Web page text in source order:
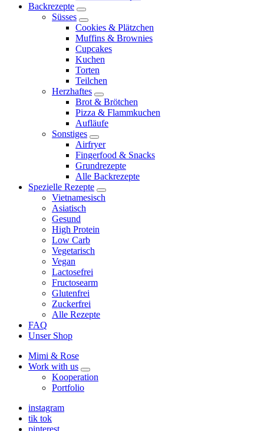
Backrezepte
expand
child
menu
Süsses
expand
child
menu
Cookies & Plätzchen
Muffins & Brownies
Cupcakes
Kuchen
Torten
Teilchen
Herzhaftes
expand
child
menu
Brot & Brötchen
Pizza & Flammkuchen
Aufläufe
Sonstiges
expand
child
menu
Airfryer
Fingerfood & Snacks
Grundrezepte
Alle Backrezepte
Spezielle Rezepte
expand
child
Vietnamesisch
Asiatisch
Gesund
High Protein
Low Carb
Vegetarisch
Vegan
Lactosefrei
Fructosearm
Glutenfrei
Zuckerfrei
Alle Rezepte
FAQ
Unser Shop
Mimi & Rose
Work with us
expand
child
Kooperation
Portfolio
instagram
tik tok
pinterest